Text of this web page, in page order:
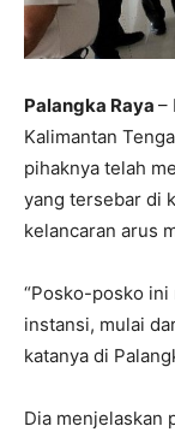
Palangka Raya –
Kalimantan
pihaknya telah
yang tersebar di
kelancaran arus
“Posko-posko
instansi, mulai
katanya di
Dia menjelaskan